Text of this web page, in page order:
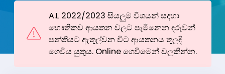
A.L 2022/2023 සියලුම විශයන් සදහා
භෞතිකව ආයතන වලට පැමිනෙන දරුවන්
පන්තියට ඇතුල්වන විට ආයතනය තුලදි
ගෙවිය යුතුය. Online ගෙවිමෙන් වලකින්න.